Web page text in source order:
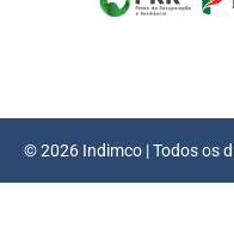
© 2026 Indimco | Todos os